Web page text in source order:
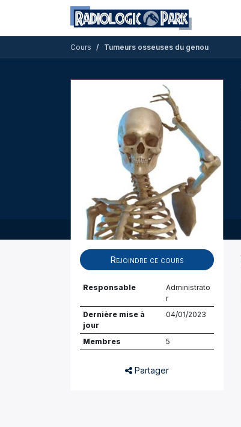
Se rendre au contenu
Cours Tumeurs osseuses du genou
Rejoindre ce cours
Responsable
Administrato
r
Dernière mise à
jour
04/01/2023
Membres 5
Partager